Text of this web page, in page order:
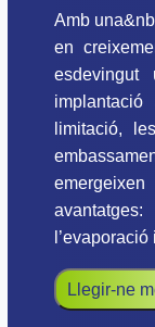
Amb
en
limitació,
Llegir-ne